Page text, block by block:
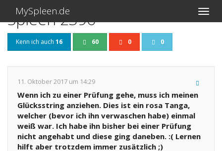
MySpleen.de
Spleen 2396
Kenn ich auch 16 60 0 0
11. Oktober 2017 um 14:29
Wenn ich zu einer Prüfung gehe, muss ich meinen
Glücksstring anziehen. Dies ist ein rosa Tanga,
welcher (bevor ich ihn verwaschen habe) einmal
weiß war. Ich habe ihn bisher bei einer Prüfung
nicht angehabt und diese ging daneben. :( Lernen
hilft aber trotzdem immer zusätzlich ;)